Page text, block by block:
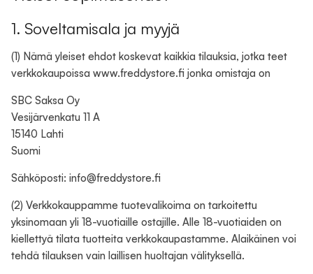
1. Soveltamisala ja myyjä
(1) Nämä yleiset ehdot koskevat kaikkia tilauksia, jotka teet
verkkokaupoissa www.freddystore.fi jonka omistaja on
SBC Saksa Oy
Vesijärvenkatu 11 A
15140 Lahti
Suomi
Sähköposti: info@freddystore.fi
(2) Verkkokauppamme tuotevalikoima on tarkoitettu
yksinomaan yli 18-vuotiaille ostajille. Alle 18-vuotiaiden on
kiellettyä tilata tuotteita verkkokaupastamme. Alaikäinen voi
tehdä tilauksen vain laillisen huoltajan välityksellä.